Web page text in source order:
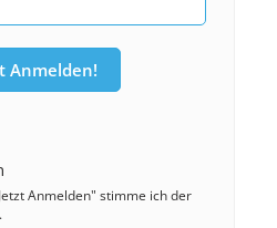
Anmelden!
Anmelden" stimme ich der